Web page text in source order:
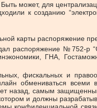
может, для
к созданию
карты распоряжение
распоряжение №752-р
ГНА,
фискальных и
обмениваться
назад, самым
и должны